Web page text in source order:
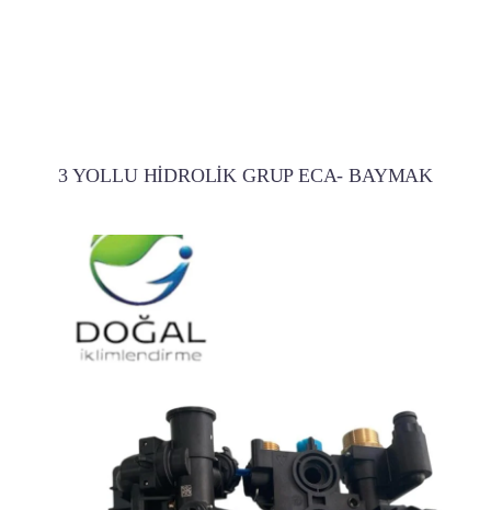
3 YOLLU HİDROLİK GRUP ECA- BAYMAK